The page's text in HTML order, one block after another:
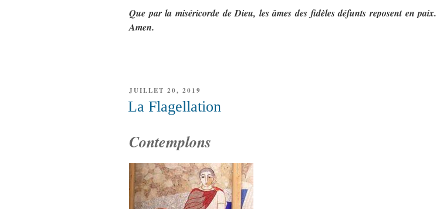
Que par la miséricorde de Dieu, les âmes des fidèles défunts reposent en paix.
Amen.
PUBLIÉ
LE
JUILLET 20, 2019
La Flagellation
Contemplons